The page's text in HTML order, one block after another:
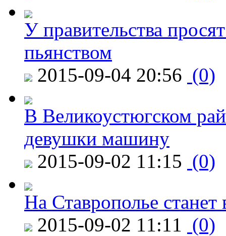
У правительства
пьянством
2015-09-04 20:56 (0)
В Великоустюгском
девушки машину
2015-09-02 11:15 (0)
На Ставрополье
2015-09-02 11:11 (0)